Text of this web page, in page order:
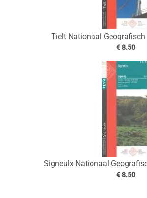
Tielt Nationaal
€ 8.50
Signeulx Nationaal
€ 8.50